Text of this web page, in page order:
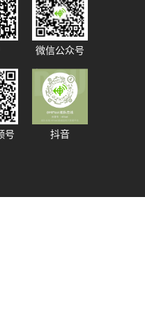
微信公众号
号 抖音